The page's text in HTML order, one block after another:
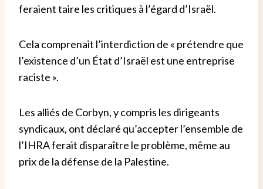
feraient taire les critiques à l’égard d’Israël.
Cela comprenait l’interdiction de « prétendre que
l’existence d’un État d’Israël est une entreprise
raciste ».
Les alliés de Corbyn, y compris les dirigeants
syndicaux, ont déclaré qu’accepter l’ensemble de
l’IHRA ferait disparaître le problème, même au
prix de la défense de la Palestine.